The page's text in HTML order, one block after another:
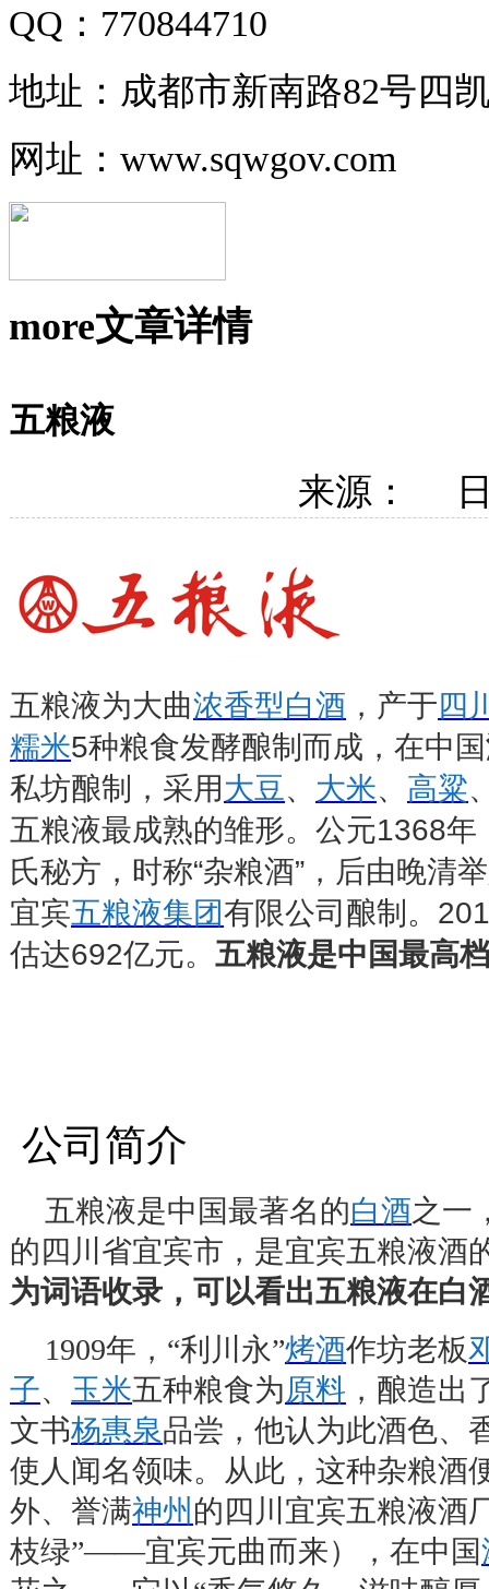
QQ：770844710
地址：成都市新南路82号四
网址：www.sqwgov.com
more文章详情
五粮液
来源： 日
五粮液为大曲浓香型白酒 ，产于四
糯米5种粮食发酵酿制而成，在中国
私坊酿制，采用 大豆、 大米、 高粱
五粮液最成熟的雏形。公元1368年
氏秘方，时称“杂粮酒” ，后由晚清
宜宾五粮液集团有限公司酿制。
估达692亿元。 五粮液是中国最高
公司简介
五粮液是中国最著名的白酒之一
的四川省宜宾市，是宜宾五粮液酒
为词语收录，可以看出五粮液在白
1909年， “利川永”烤酒作坊老板
子、 玉米五种粮食为原料 ，酿造出
文书杨惠泉品尝，他认为此酒色、
使人闻名领味。从此，这种杂粮酒
外、誉满神州 的四川宜宾五粮液酒
枝绿”——宜宾元曲而来），在中国